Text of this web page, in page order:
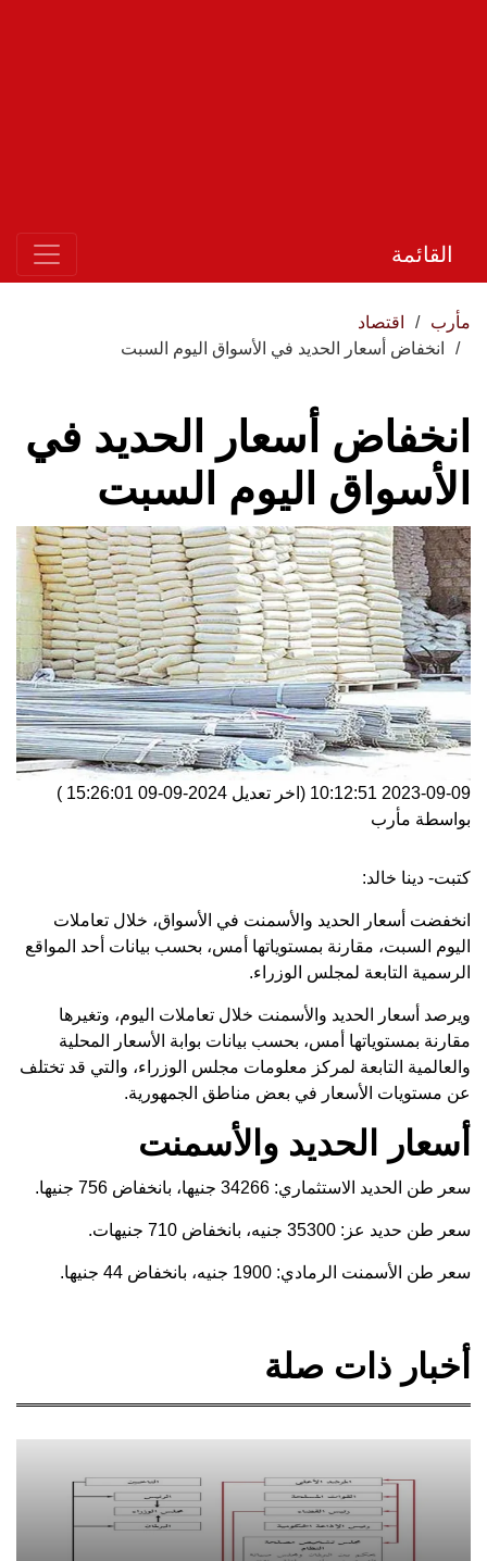
القائمة
مأرب
اقتصاد
انخفاض أسعار الحديد في الأسواق اليوم السبت
انخفاض أسعار الحديد في
الأسواق اليوم السبت
2023-09-09 10:12:51 (اخر تعديل 2024-09-09 15:26:01
)
بواسطة مأرب
كتبت- دينا خالد:
انخفضت أسعار الحديد والأسمنت في الأسواق، خلال تعاملات
اليوم السبت، مقارنة بمستوياتها أمس، بحسب بيانات أحد المواقع
الرسمية التابعة لمجلس الوزراء.
ويرصد أسعار الحديد والأسمنت خلال تعاملات اليوم، وتغيرها
مقارنة بمستوياتها أمس، بحسب بيانات بوابة الأسعار المحلية
والعالمية التابعة لمركز معلومات مجلس الوزراء، والتي قد تختلف
عن مستويات الأسعار في بعض مناطق الجمهورية.
أسعار الحديد والأسمنت
سعر طن الحديد الاستثماري: 34266 جنيها، بانخفاض 756 جنيها.
سعر طن حديد عز: 35300 جنيه، بانخفاض 710 جنيهات.
سعر طن الأسمنت الرمادي: 1900 جنيه، بانخفاض 44 جنيها.
أخبار ذات صلة